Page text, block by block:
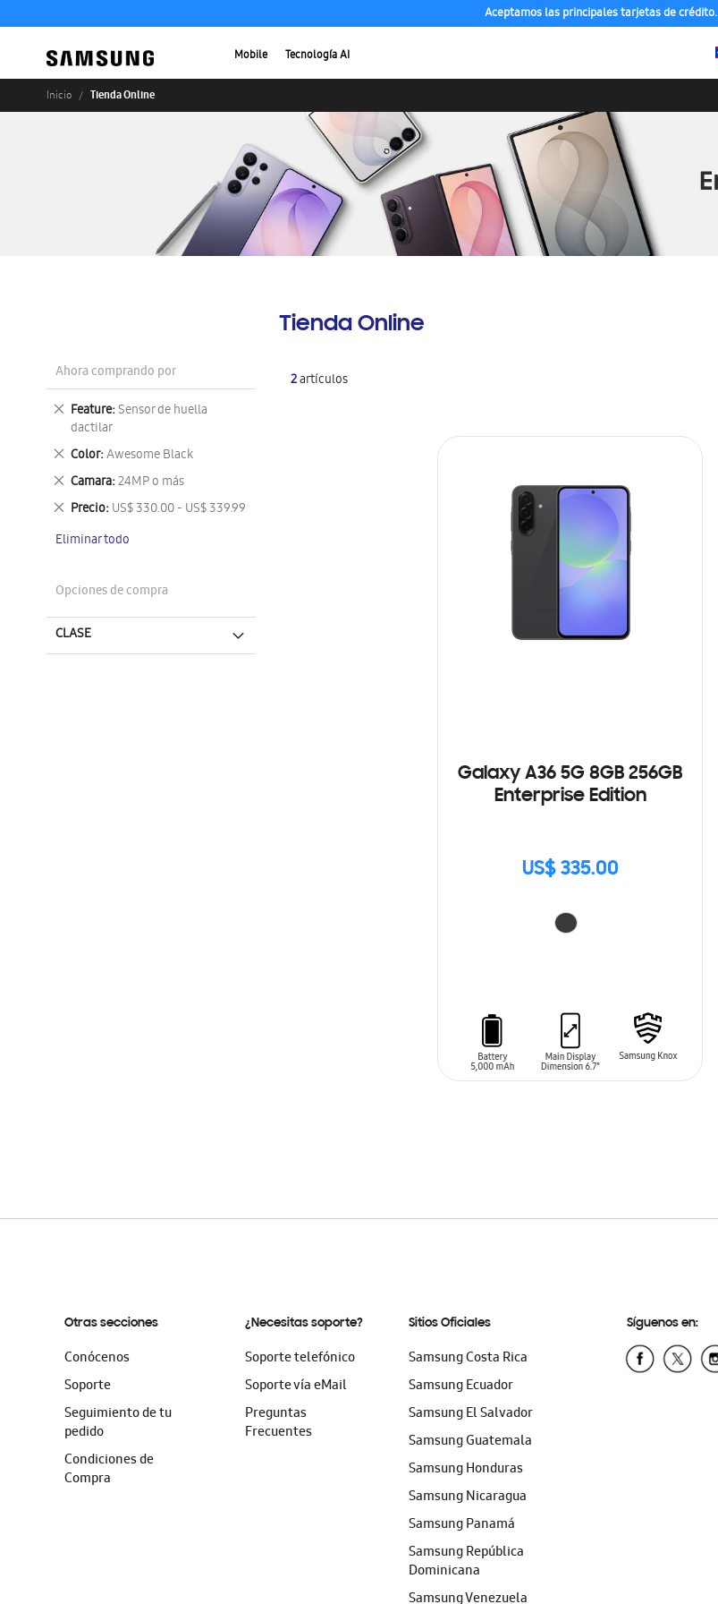
Aceptamos las principales tarjetas de crédito.
Mobile Tecnología AI
Inicio Tienda Online
Tienda Online
2artículos
Galaxy A36 5G 8GB 256GB
Enterprise Edition
US$ 335.00
Ahora comprando por
Feature Sensor de huella
dactilar
Eliminar
este
artículo
Color Awesome Black
Eliminar
este
artículo
Camara 24MP o más
Eliminar
este
artículo
Precio US$ 330.00 - US$ 339.99
Eliminar
artículo
Eliminar todo
Opciones de compra
CLASE
Otras secciones
Conócenos
Soporte
Seguimiento de tu
pedido
Condiciones de
Compra
¿Necesitas soporte?
Soporte telefónico
Soporte vía eMail
Preguntas
Frecuentes
Sitios Oficiales
Samsung Costa Rica
Samsung Ecuador
Samsung El Salvador
Samsung Guatemala
Samsung Honduras
Samsung Nicaragua
Samsung Panamá
Samsung República
Dominicana
Samsung Venezuela
Síguenos en: